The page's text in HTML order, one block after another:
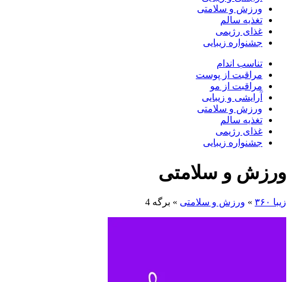
ورزش و سلامتی
تغذیه سالم
غذای رژیمی
جشنواره زیبایی
تناسب اندام
مراقبت از پوست
مراقبت از مو
آرایشی و زیبایی
ورزش و سلامتی
تغذیه سالم
غذای رژیمی
جشنواره زیبایی
ورزش و سلامتی
زیبا ۳۶۰ » ورزش و سلامتی » برگه 4